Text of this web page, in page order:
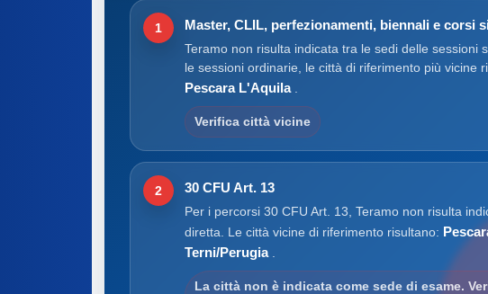
1 Master, CLIL, perfezionamenti, biennali e corsi
Teramo non risulta indicata tra le sedi delle sessioni
le sessioni ordinarie, le città di riferimento più vicine
Pescara L'Aquila
Verifica città vicine
2 30 CFU Art. 13
Per i percorsi 30 CFU Art. 13, Teramo non risulta
diretta. Le città vicine di riferimento risultano:
Terni/Perugia
La città non è indicata come sede di esame.